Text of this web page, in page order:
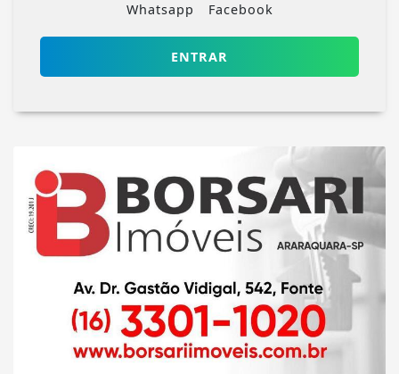
Whatsapp Facebook
ENTRAR